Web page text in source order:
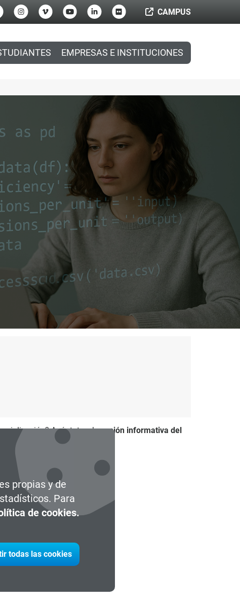
propias y de
Para
de cookies.
todas las cookies
CAMPUS
EMPRESAS E INSTITUCIONES
Apúntate a lasesión informativa del
en tu carrera.